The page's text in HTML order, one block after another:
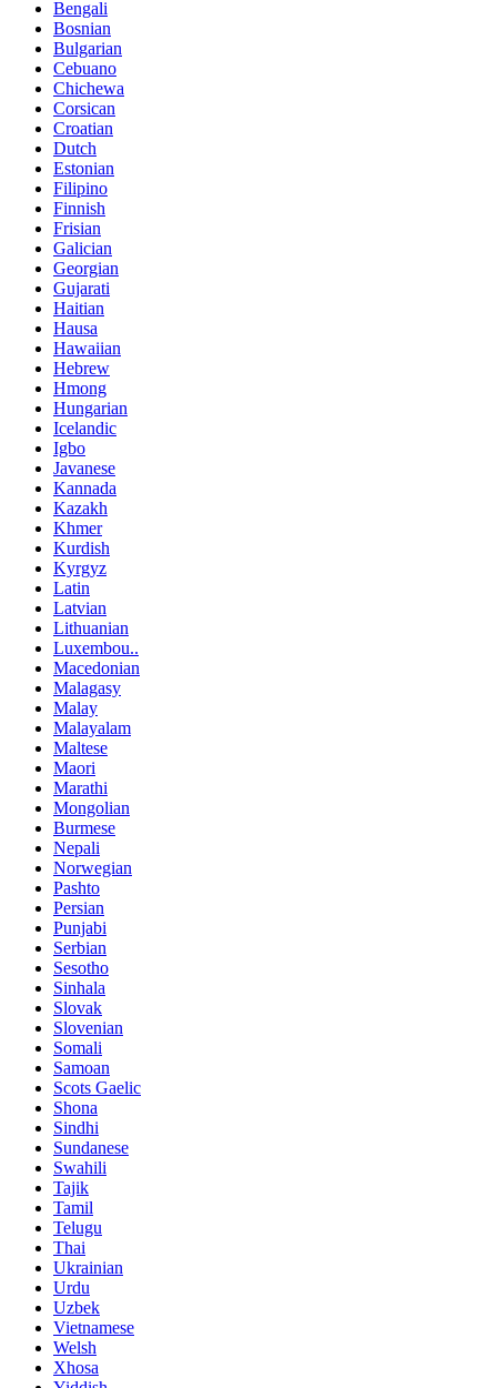
Bengali
Bosnian
Bulgarian
Cebuano
Chichewa
Corsican
Croatian
Dutch
Estonian
Filipino
Finnish
Frisian
Galician
Georgian
Gujarati
Haitian
Hausa
Hawaiian
Hebrew
Hmong
Hungarian
Icelandic
Igbo
Javanese
Kannada
Kazakh
Khmer
Kurdish
Kyrgyz
Latin
Latvian
Lithuanian
Luxembou..
Macedonian
Malagasy
Malay
Malayalam
Maltese
Maori
Marathi
Mongolian
Burmese
Nepali
Norwegian
Pashto
Persian
Punjabi
Serbian
Sesotho
Sinhala
Slovak
Slovenian
Somali
Samoan
Scots Gaelic
Shona
Sindhi
Sundanese
Swahili
Tajik
Tamil
Telugu
Thai
Ukrainian
Urdu
Uzbek
Vietnamese
Welsh
Xhosa